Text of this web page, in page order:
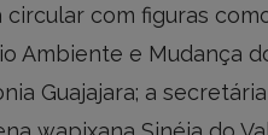
com figuras
Ambiente e Mudança
Guajajara; a